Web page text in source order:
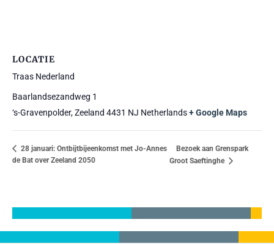
LOCATIE
Traas Nederland
Baarlandsezandweg 1
‘s-Gravenpolder,Zeeland 4431 NJ Netherlands+ Google Maps
28 januari: Ontbijtbijeenkomst met Jo-Annes
de Bat over Zeeland 2050
Bezoek aan Grenspark
Groot Saeftinghe